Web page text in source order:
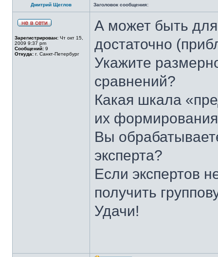
Дмитрий Щеглов Заголовок сообщения:
Зарегистрирован: Чт окт 15,
2009 9:37 pm
Сообщений: 9
Откуда: г. Санкт-Петербург
А может быть
достаточно
Укажите
сравнений?
Какая шкала
их
Вы
эксперта?
Если экспертов
получить
Удачи!